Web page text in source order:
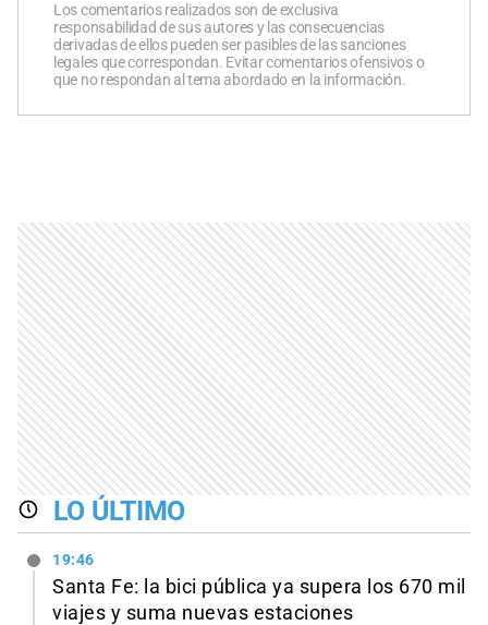
Los comentarios realizados son de exclusiva
responsabilidad de sus autores y las consecuencias
derivadas de ellos pueden ser pasibles de las sanciones
legales que correspondan. Evitar comentarios ofensivos o
que no respondan al tema abordado en la información.
LO ÚLTIMO
19:46
Santa Fe: la bici pública ya supera los 670 mil
viajes y suma nuevas estaciones